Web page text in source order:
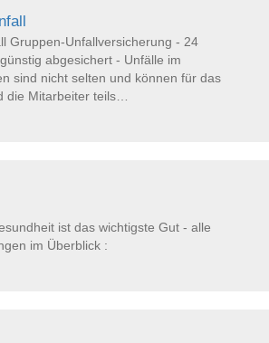
Gruppen-Unfallversicherung - 24
abgesichert - Unfälle im
sind nicht selten und können für das
die Mitarbeiter teils…
ist das wichtigste Gut - alle
im Überblick :